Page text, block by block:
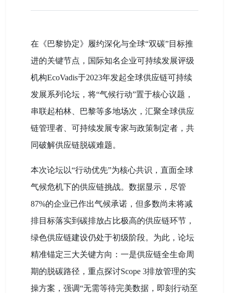
在《巴黎协定》履约深化与全球“双碳”目标推
进的关键节点，国际知名企业可持续发展评级
机构EcoVadis于2023年发起全球供应链可持续
发展系列论坛，将“气候行动”置于核心议题，
串联起柏林、巴黎等多地场次，汇聚全球供应
链管理者、可持续发展专家与政策制定者，共
同破解供应链脱碳难题。
本次论坛以“行动优先”为核心共识，直面全球
气候危机下的供应链挑战。数据显示，尽管
87%的企业已作出气候承诺，但多数尚未将减
排目标落实到碳排放占比极高的供应链环节，
绿色供应链建设仍处于初级阶段。为此，论坛
精准锚定三大关键方向：一是供应链全生命周
期的脱碳路径，重点探讨Scope 3排放管理的实
操方案，强调“无需等待完美数据，即刻行动至